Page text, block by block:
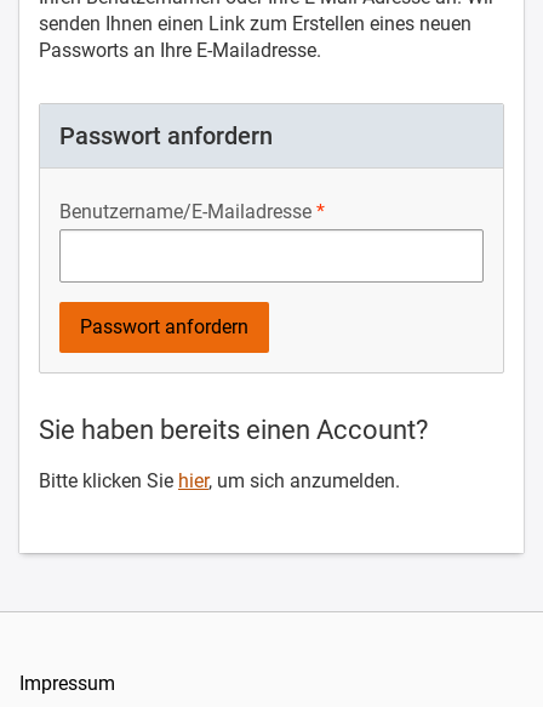
senden Ihnen einen Link zum Erstellen eines neuen
Passworts an Ihre E-Mailadresse.
Passwort anfordern
Benutzername/E-Mailadresse
Sie haben bereits einen Account?
Bitte klicken Sie hier, um sich anzumelden.
Impressum